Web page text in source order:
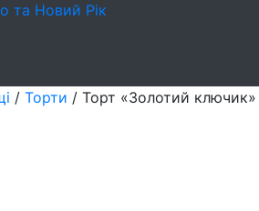
та Новий Рік
/ Торти / Торт «Золотий